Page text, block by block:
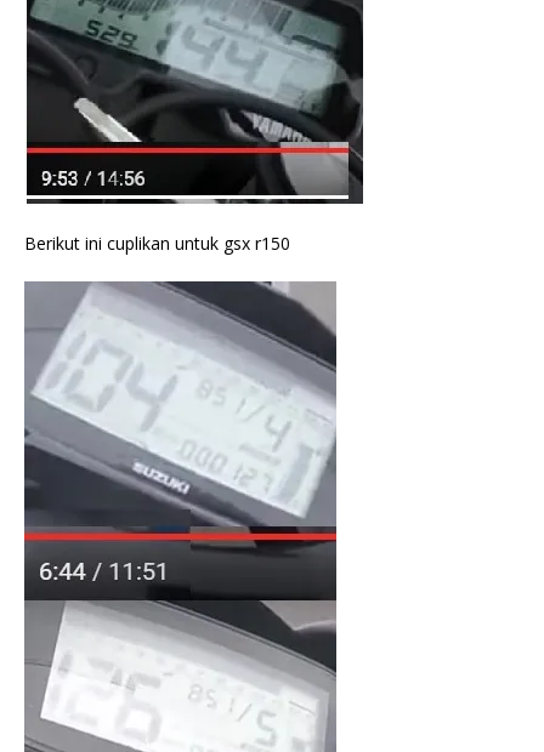
Berikut ini cuplikan untuk gsx r150